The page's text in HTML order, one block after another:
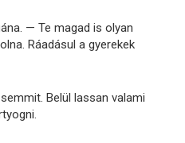
— Te magad is olyan
Ráadásul a gyerekek
Belül lassan valami